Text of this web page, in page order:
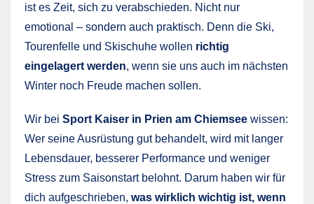
ist es Zeit, sich zu verabschieden. Nicht nur
emotional – sondern auch praktisch. Denn die Ski,
Tourenfelle und Skischuhe wollen richtig
eingelagert werden, wenn sie uns auch im nächsten
Winter noch Freude machen sollen.
Wir bei Sport Kaiser in Prien am Chiemsee wissen:
Wer seine Ausrüstung gut behandelt, wird mit langer
Lebensdauer, besserer Performance und weniger
Stress zum Saisonstart belohnt. Darum haben wir für
dich aufgeschrieben, was wirklich wichtig ist, wenn